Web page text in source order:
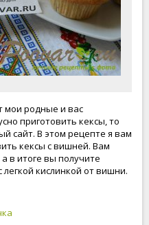
мои родные и вас
приготовить кексы, то
сайт. В этом рецепте я вам
кексы с вишней. Вам
в итоге вы получите
кислинкой от вишни.
они у нас улетают
с любовью!